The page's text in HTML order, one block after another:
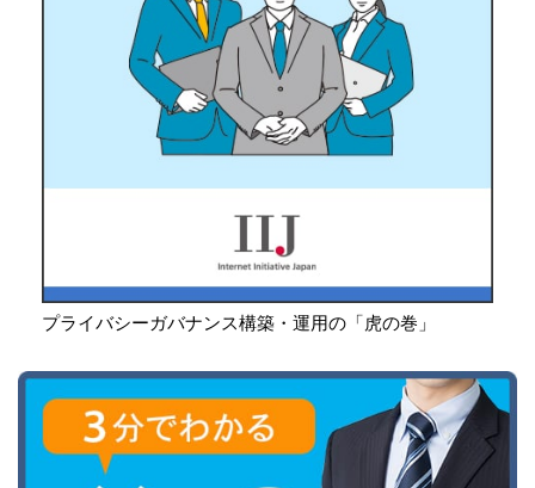
プライバシーガバナンス構築・運用の「虎の巻」